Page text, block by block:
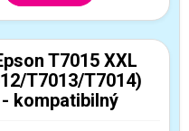
T7015 XXL
T7013/T7014)
kompatibilný